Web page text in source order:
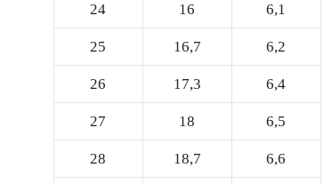
24 16 6,1
25 16,7 6,2
26 17,3 6,4
27 18 6,5
28 18,7 6,6